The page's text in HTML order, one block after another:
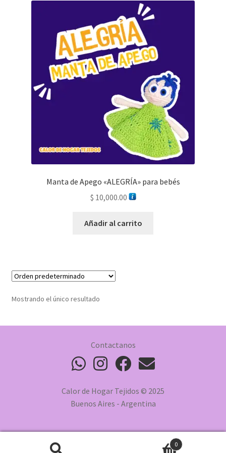
Manta de Apego «ALEGRÍA» para bebés
$ 10,000.00
Añadir al carrito
Mostrando el único resultado
Contactanos
Calor de Hogar Tejidos © 2025
Buenos Aires - Argentina
0